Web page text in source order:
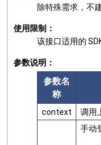
除特殊需求，不
使用限制：
该接口适用的
参数说明：
参数名
称
context 调用
手动